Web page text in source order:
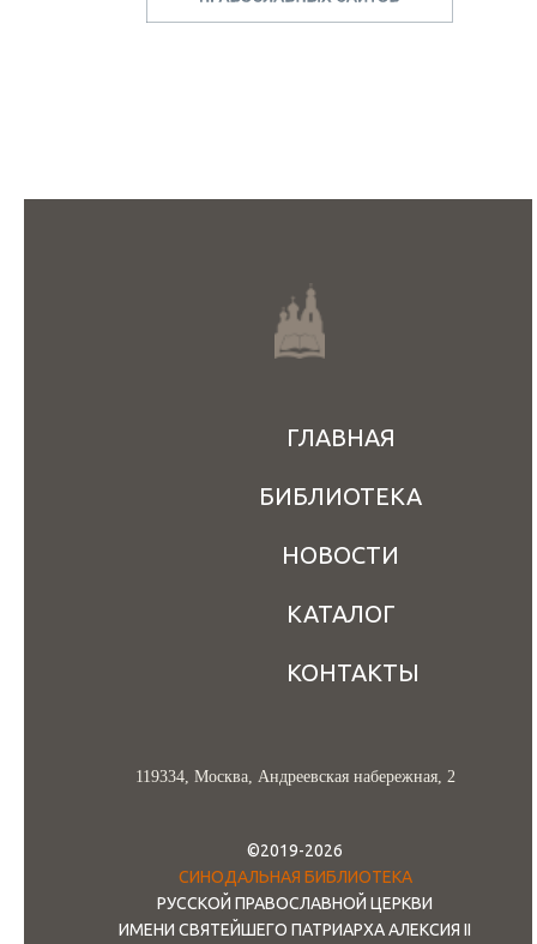
ГЛАВНАЯ
БИБЛИОТЕКА
НОВОСТИ
КАТАЛОГ
КОНТАКТЫ
119334, Москва, Андреевская набережная, 2
©2019-2026
СИНОДАЛЬНАЯ БИБЛИОТЕКА
РУССКОЙ ПРАВОСЛАВНОЙ ЦЕРКВИ
ИМЕНИ СВЯТЕЙШЕГО ПАТРИАРХА АЛЕКСИЯ II